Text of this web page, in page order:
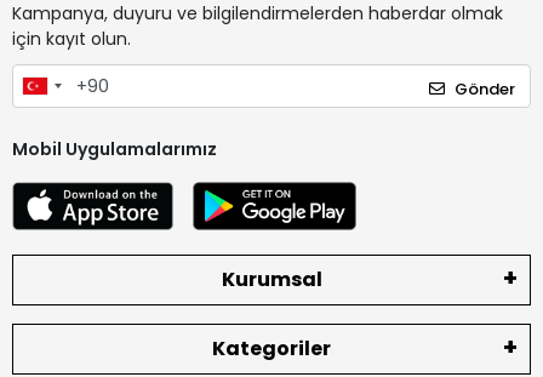
Kampanya, duyuru ve bilgilendirmelerden haberdar olmak
için kayıt olun.
Gönder
Mobil Uygulamalarımız
Kurumsal
Kategoriler